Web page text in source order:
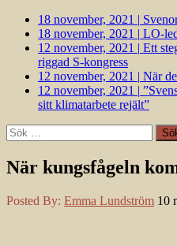
18 november, 2021 |
18 november, 2021 | LO-
12 november, 2021 | Ett
riggad S-kongress
12 november, 2021 | När
12 november, 2021 |
sitt klimatarbete rejält”
Sök
efter:
När kungsfågeln
Posted By: Emma Lundström 10